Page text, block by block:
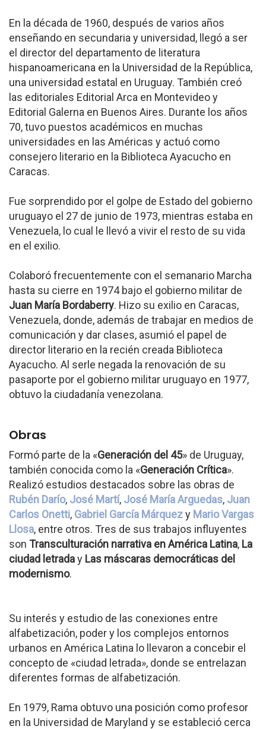
En la década de 1960, después de varios años
enseñando en secundaria y universidad, llegó a ser
el director del departamento de literatura
hispanoamericana en la Universidad de la República,
una universidad estatal en Uruguay. También creó
las editoriales Editorial Arca en Montevideo y
Editorial Galerna en Buenos Aires. Durante los años
70, tuvo puestos académicos en muchas
universidades en las Américas y actuó como
consejero literario en la Biblioteca Ayacucho en
Caracas.
Fue sorprendido por el golpe de Estado del gobierno
uruguayo el 27 de junio de 1973, mientras estaba en
Venezuela, lo cual le llevó a vivir el resto de su vida
en el exilio.
Colaboró frecuentemente con el semanario Marcha
hasta su cierre en 1974 bajo el gobierno militar de
Juan María Bordaberry. Hizo su exilio en Caracas,
Venezuela, donde, además de trabajar en medios de
comunicación y dar clases, asumió el papel de
director literario en la recién creada Biblioteca
Ayacucho. Al serle negada la renovación de su
pasaporte por el gobierno militar uruguayo en 1977,
obtuvo la ciudadanía venezolana.
Obras
Formó parte de la «Generación del 45» de Uruguay,
también conocida como la «Generación Crítica».
Realizó estudios destacados sobre las obras de
Rubén Darío, José Martí, José María Arguedas, Juan
Carlos Onetti, Gabriel García Márquezy Mario Vargas
Llosa, entre otros. Tres de sus trabajos influyentes
son Transculturación narrativa en América Latina, La
ciudad letraday Las máscaras democráticas del
modernismo.
Su interés y estudio de las conexiones entre
alfabetización, poder y los complejos entornos
urbanos en América Latina lo llevaron a concebir el
concepto de «ciudad letrada», donde se entrelazan
diferentes formas de alfabetización.
En 1979, Rama obtuvo una posición como profesor
en la Universidad de Maryland y se estableció cerca